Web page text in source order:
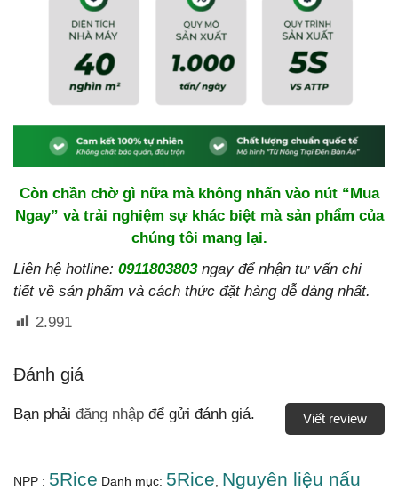
Còn chần chờ gì nữa mà không nhấn vào nút “Mua
Ngay” và trải nghiệm sự khác biệt mà sản phẩm của
chúng tôi mang lại.
Liên hệ hotline: 0911803803 ngay để nhận tư vấn chi
tiết về sản phẩm và cách thức đặt hàng dễ dàng nhất.
2.991
Đánh giá
Viết review
Bạn phải đăng nhập để gửi đánh giá.
NPP : 5Rice Danh mục: 5Rice Nguyên liệu nấu